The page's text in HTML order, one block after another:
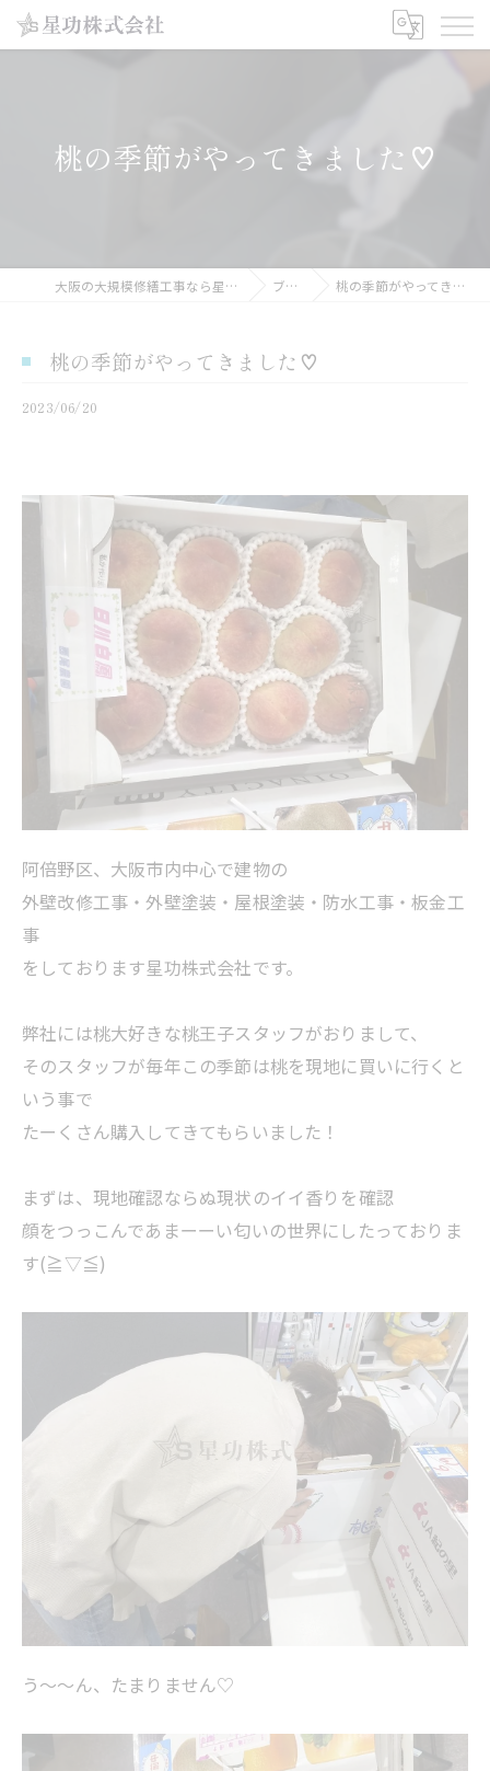
桃の季節がやってきました♡
大阪の大規模修繕工事なら星功株式会社 ブログ 桃の季節がやってきました♡
桃の季節がやってきました♡
2023/06/20
阿倍野区、大阪市内中心で建物の
外壁改修工事・外壁塗装・屋根塗装・防水工事・板金工
事
をしております星功株式会社です。
弊社には桃大好きな桃王子スタッフがおりまして、
そのスタッフが毎年この季節は桃を現地に買いに行くと
いう事で
たーくさん購入してきてもらいました！
まずは、現地確認ならぬ現状のイイ香りを確認
顔をつっこんであまーーい匂いの世界にしたっておりま
す(≧▽≦)
う～～ん、たまりません♡